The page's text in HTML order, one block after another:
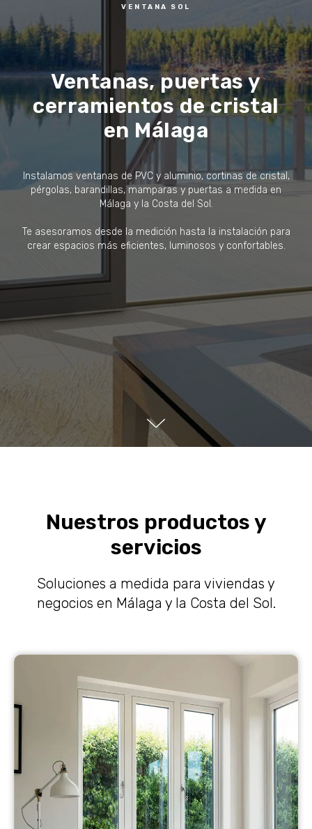
VENTANA SOL
Ventanas, puertas y
cerramientos de cristal
en Málaga
Instalamos ventanas de PVC y aluminio, cortinas de cristal,
pérgolas, barandillas, mamparas y puertas a medida en
Málaga y la Costa del Sol.
Te asesoramos desde la medición hasta la instalación para
crear espacios más eficientes, luminosos y confortables.
Nuestros productos y
servicios
Soluciones a medida para viviendas y
negocios en Málaga y la Costa del Sol.